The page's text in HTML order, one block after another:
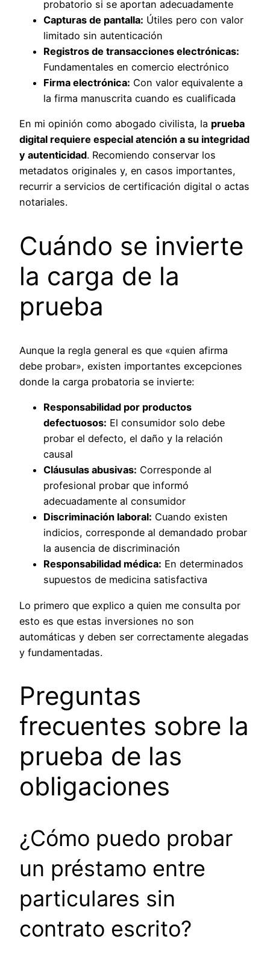
probatorio si se aportan adecuadamente
Capturas de pantalla: Útiles pero con valor
limitado sin autenticación
Registros de transacciones electrónicas:
Fundamentales en comercio electrónico
Firma electrónica: Con valor equivalente a
la firma manuscrita cuando es cualificada
En mi opinión como abogado civilista, la prueba
digital requiere especial atención a su integridad
y autenticidad. Recomiendo conservar los
metadatos originales y, en casos importantes,
recurrir a servicios de certificación digital o actas
notariales.
Cuándo se invierte
la carga de la
prueba
Aunque la regla general es que «quien afirma
debe probar», existen importantes excepciones
donde la carga probatoria se invierte:
Responsabilidad por productos
defectuosos: El consumidor solo debe
probar el defecto, el daño y la relación
causal
Cláusulas abusivas: Corresponde al
profesional probar que informó
adecuadamente al consumidor
Discriminación laboral: Cuando existen
indicios, corresponde al demandado probar
la ausencia de discriminación
Responsabilidad médica: En determinados
supuestos de medicina satisfactiva
Lo primero que explico a quien me consulta por
esto es que estas inversiones no son
automáticas y deben ser correctamente alegadas
y fundamentadas.
Preguntas
frecuentes sobre la
prueba de las
obligaciones
¿Cómo puedo probar
un préstamo entre
particulares sin
contrato escrito?